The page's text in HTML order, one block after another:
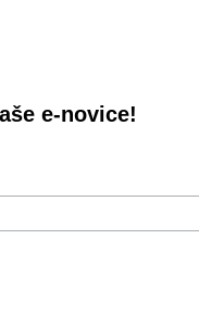
e-novice!